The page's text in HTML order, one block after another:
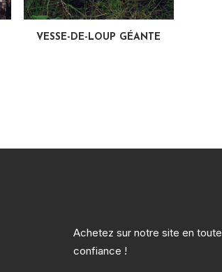
LIRE LA SUITE
VESSE-DE-LOUP GÉANTE
Achetez sur notre site en toute
confiance !